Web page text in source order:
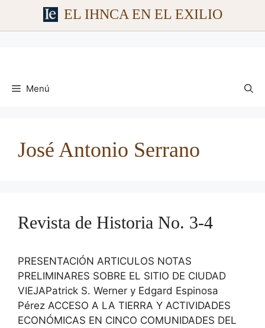
EL IHNCA EN EL EXILIO
contenido
Menú
José Antonio Serrano
Revista de Historia No. 3-4
PRESENTACIÓN ARTICULOS NOTAS
PRELIMINARES SOBRE EL SITIO DE CIUDAD
VIEJAPatrick S. Werner y Edgard Espinosa
Pérez ACCESO A LA TIERRA Y ACTIVIDADES
ECONÓMICAS EN CINCO COMUNIDADES DEL